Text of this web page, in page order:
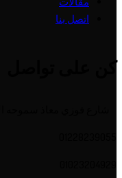
اتصل بنا
كن على تواصل